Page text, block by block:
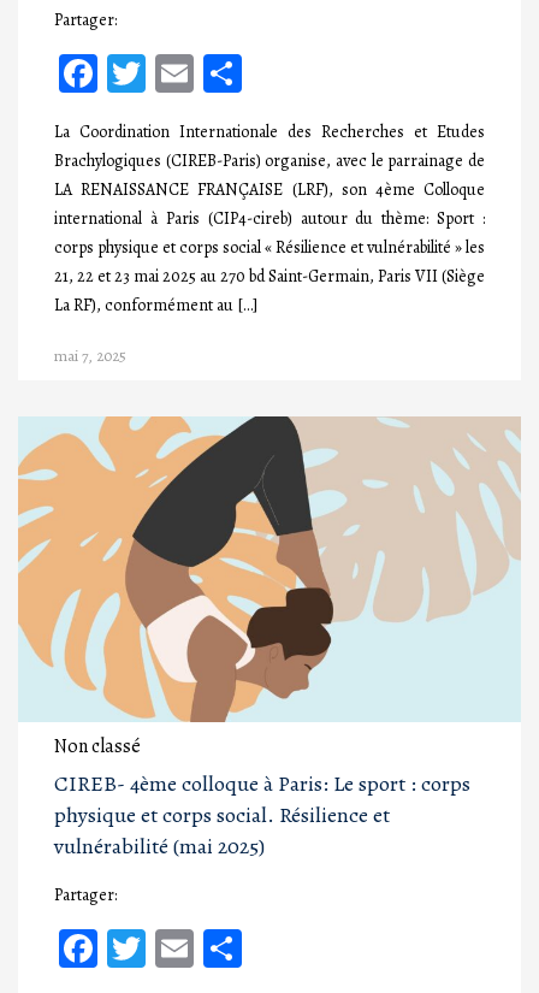
Partager:
Facebook
Twitter
Email
La Coordination Internationale des Recherches et Etudes
Brachylogiques (CIREB-Paris) organise, avec le parrainage de
LA RENAISSANCE FRANÇAISE (LRF), son 4ème Colloque
international à Paris (CIP4-cireb) autour du thème: Sport :
corps physique et corps social « Résilience et vulnérabilité » les
21, 22 et 23 mai 2025 au 270 bd Saint-Germain, Paris VII (Siège
La RF), conformément au […]
mai 7, 2025
Non classé
CIREB- 4ème colloque à Paris: Le sport : corps
physique et corps social. Résilience et
vulnérabilité (mai 2025)
Partager:
Facebook
Twitter
Email